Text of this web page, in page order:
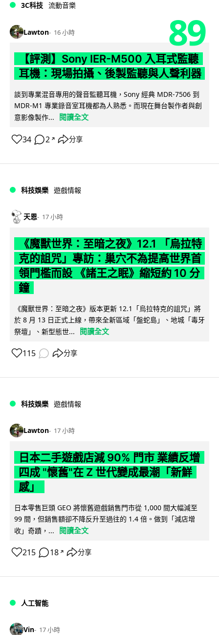
3C科技 流動音樂
Lawton 16 小時 89
【評測】Sony IER-M500 入耳式監聽
耳機：現場拍攝、後製監聽與人聲利器
談到專業混音專用的聲音監聽耳機，Sony 經典 MDR-7506 到
MDR-M1 專業錄音室耳機都為人熟悉。而現在舞台製作者與創
意影像製作...
閱讀全文
34 2 ↗ 分享
科技娛樂 遊戲情報
天恩 17 小時
《魔獸世界：至暗之夜》12.1 「烏拉特
克的詛咒」專訪：巢穴不為提高世界首
領門檻而設 《諸王之眠》縮短約 10 分
鐘
《魔獸世界：至暗之夜》版本更新 12.1「烏拉特克的詛咒」將
於 8 月 13 日正式上線，帶來全新區域「盤蛇島」、地城「毒牙
祭壇」、新型態世...
閱讀全文
115 分享
科技娛樂 遊戲情報
Lawton 17 小時
日本二手遊戲店減 90% 門市 業績反增
四成 "懷舊"在 Z 世代變成最潮「新鮮
感」
日本零售巨頭 GEO 將懷舊遊戲銷售門市從 1,000 間大幅減至
99 間，但銷售額卻不降反升至過往的 1.4 倍。做到「減店增
收」奇蹟，...
閱讀全文
215 18 ↗ 分享
人工智能
Vin 17 小時